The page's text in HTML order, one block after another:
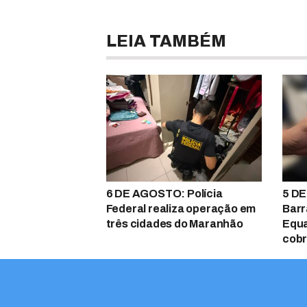
LEIA TAMBÉM
6 DE AGOSTO: Polícia
Federal realiza operação em
três cidades do Maranhão
5